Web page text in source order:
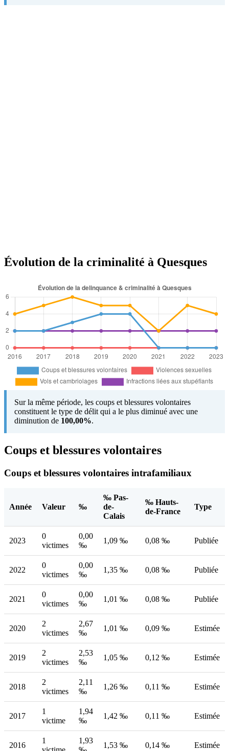
Évolution de la criminalité à Quesques
Sur la même période, les coups et blessures volontaires
constituent le type de délit qui a le plus diminué avec une
diminution de 100,00%.
Coups et blessures volontaires
Coups et blessures volontaires intrafamiliaux
Année Valeur ‰
‰ Pas-
de-
Calais
‰ Hauts-
de-France
Type
2023
0
victimes
0,00
‰
1,09 ‰ 0,08 ‰ Publiée
2022
0
victimes
0,00
‰
1,35 ‰ 0,08 ‰ Publiée
2021
0
victimes
0,00
‰
1,01 ‰ 0,08 ‰ Publiée
2020
2
victimes
2,67
‰
1,01 ‰ 0,09 ‰ Estimée
2019
2
victimes
2,53
‰
1,05 ‰ 0,12 ‰ Estimée
2018
2
victimes
2,11
‰
1,26 ‰ 0,11 ‰ Estimée
2017
1
victime
1,94
‰
1,42 ‰ 0,11 ‰ Estimée
2016
1
1,93
1,53 ‰ 0,14 ‰ Estimée